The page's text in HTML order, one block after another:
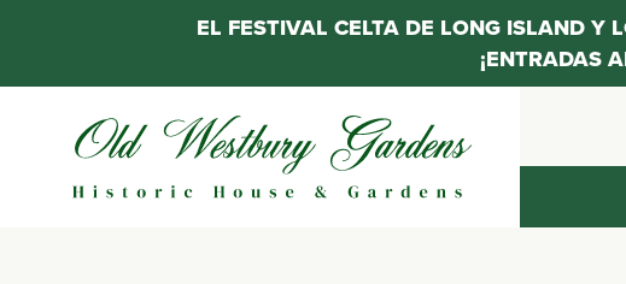
contenido
EL FESTIVAL CELTA DE LONG ISLAND Y
¡ENTRADAS